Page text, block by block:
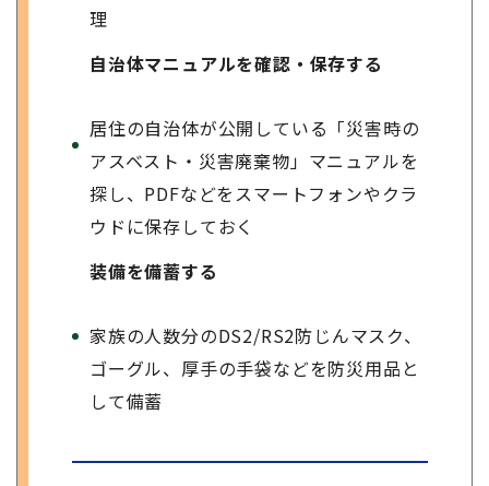
理
自治体マニュアルを確認・保存する
居住の自治体が公開している「災害時の
アスベスト・災害廃棄物」マニュアルを
探し、PDFなどをスマートフォンやクラ
ウドに保存しておく
装備を備蓄する
家族の人数分のDS2/RS2防じんマスク、
ゴーグル、厚手の手袋などを防災用品と
して備蓄